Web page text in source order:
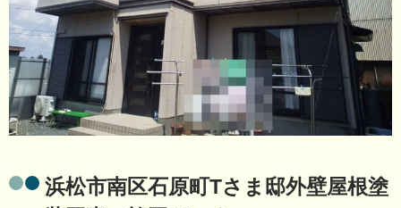
浜松市南区石原町Tさま邸外壁屋根塗